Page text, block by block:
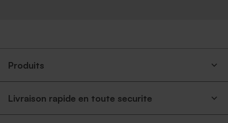
Produits
Livraison rapide en toute securite